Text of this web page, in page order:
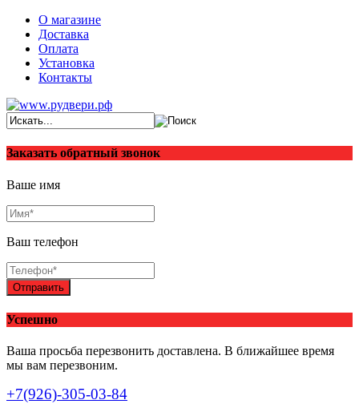
О магазине
Доставка
Оплата
Установка
Контакты
Заказать обратный звонок
Ваше имя
Ваш телефон
Отправить
Успешно
Ваша просьба перезвонить доставлена. В ближайшее время
мы вам перезвоним.
+7(926)-305-03-84